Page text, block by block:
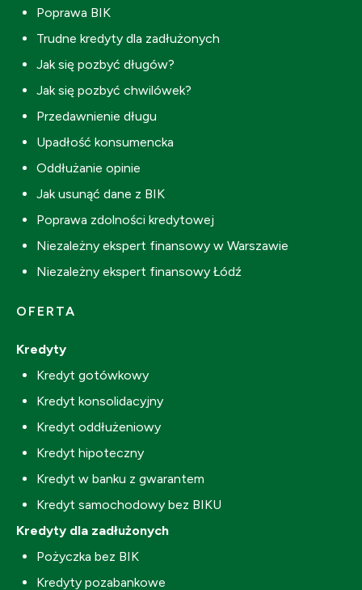
Poprawa BIK
Trudne kredyty dla zadłużonych
Jak się pozbyć długów?
Jak się pozbyć chwilówek?
Przedawnienie długu
Upadłość konsumencka
Oddłużanie opinie
Jak usunąć dane z BIK
Poprawa zdolności kredytowej
Niezależny ekspert finansowy w Warszawie
Niezależny ekspert finansowy Łódź
OFERTA
Kredyty
Kredyt gotówkowy
Kredyt konsolidacyjny
Kredyt oddłużeniowy
Kredyt hipoteczny
Kredyt w banku z gwarantem
Kredyt samochodowy bez BIKU
Kredyty dla zadłużonych
Pożyczka bez BIK
Kredyty pozabankowe